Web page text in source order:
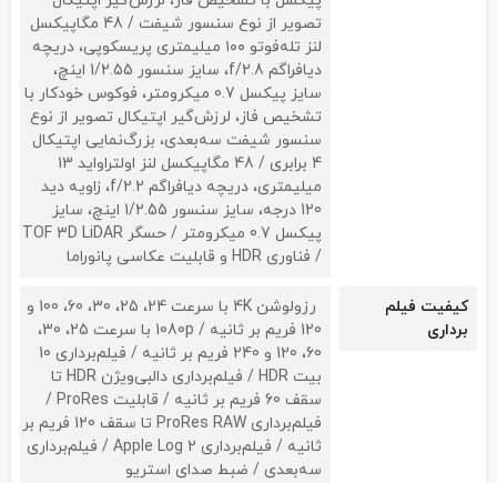
تصویر از نوع سنسور شیفت / 48 مگاپیکسل
لنز تله‌فوتو ۱۰۰ میلیمتری پریسکوپی، دریچه
دیافراگم f/2.8، سایز سنسور 1/2.55 اینچ،
سایز پیکسل 0.7 میکرومتر، فوکوس خودکار با
تشخیص فاز، لرزش‌گیر اپتیکال تصویر از نوع
سنسور شیفت سه‌بعدی، بزرگ‌نمایی اپتیکال
4 برابری / 48 مگاپیکسل لنز اولتراواید 13
میلیمتری، دریچه دیافراگم f/2.2، زاویه دید
120 درجه، سایز سنسور 1/2.55 اینچ، سایز
پیکسل 0.7 میکرومتر / حسگر TOF 3D LiDAR
/ فناوری HDR و قابلیت عکاسی پانوراما
کیفیت فیلم
برداری
رزولوشن 4K با سرعت 24، 25، 30، 60، 100 و
120 فریم بر ثانیه / 1080p با سرعت 25، 30،
60، 120 و 240 فریم بر ثانیه / فیلم‌برداری 10
بیت HDR / فیلم‌برداری دالبی‌ویژن HDR تا
سقف 60 فریم بر ثانیه / قابلیت ProRes /
فیلم‌برداری ProRes RAW تا سقف 120 فریم بر
ثانیه / فیلم‌برداری Apple Log 2 / فیلم‌برداری
سه‌بعدی / ضبط صدای استریو